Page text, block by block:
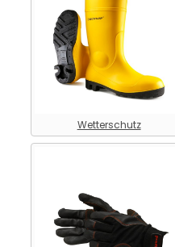
Wetterschutz